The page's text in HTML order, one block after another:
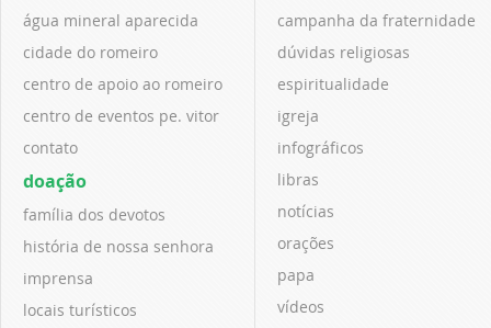
água mineral aparecida
cidade do romeiro
centro de apoio ao romeiro
centro de eventos pe. vitor
contato
doação
família dos devotos
história de nossa senhora
imprensa
locais turísticos
campanha da fraternidade
dúvidas religiosas
espiritualidade
igreja
infográficos
libras
notícias
orações
papa
vídeos